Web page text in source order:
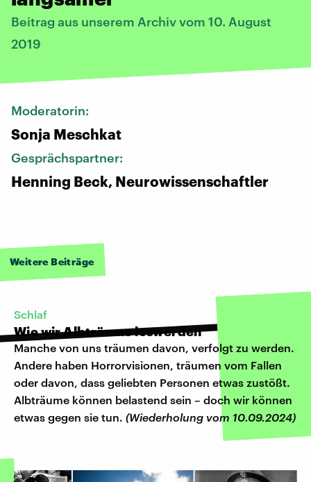
Beitrag aus unserem Archiv vom 10. August
2019
Moderatorin:
Sonja Meschkat
Gesprächspartner:
Henning Beck, Neurowissenschaftler
Weitere Beiträge
Schlaf
Wie wir Albträume loswerden
Manche von uns träumen davon, verfolgt zu werden.
Andere haben Horrorvisionen, träumen vom Fallen
oder davon, dass geliebten Personen etwas zustößt.
Albträume können belastend sein – doch wir können
etwas gegen sie tun. (Wiederholung vom 10.09.2024)